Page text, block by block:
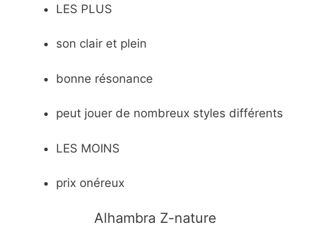
LES PLUS
son clair et plein
bonne résonance
peut jouer de nombreux styles différents
LES MOINS
prix onéreux
Alhambra Z-nature